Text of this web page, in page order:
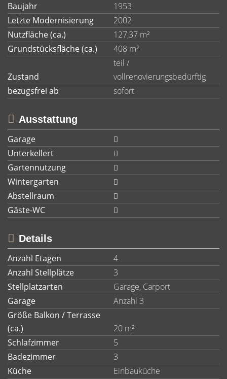
Baujahr
1953
Letzte Modernisierung
2002
Nutzfläche (ca.)
127,37 m²
Grundstücksfläche (ca.)
408 m²
Zustand
teil /
vollrenovierungsbedürftig
bezugsfrei ab
sofort
Ausstattung
Garage
Unterkellert
Gartennutzung
Wintergarten
Abstellraum
Gäste-WC
Details
Anzahl Etagen
4
Anzahl Stellplätze
3
Stellplatzarten
Garage, Carport
Garage
Anzahl 3
Größe Balkon / Terrasse
(ca.)
20 m²
Schlafzimmer
5
Badezimmer
3
Küche
Einbauküche